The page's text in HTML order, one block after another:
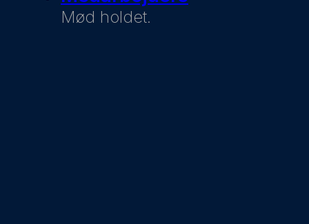
Mød holdet.